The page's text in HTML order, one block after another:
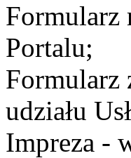
Formularz
Portalu;
Formularz
udziału
Impreza -